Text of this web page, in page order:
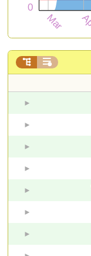
 